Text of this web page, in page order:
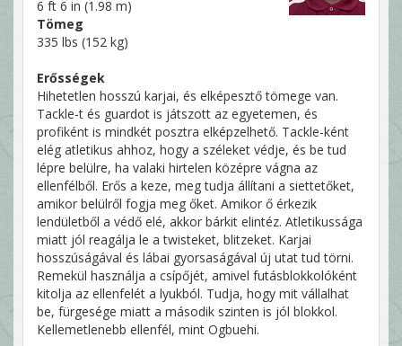
6 ft 6 in (1.98 m)
Tömeg
335 lbs (152 kg)
Erősségek
Hihetetlen hosszú karjai, és elképesztő tömege van.
Tackle-t és guardot is játszott az egyetemen, és
profiként is mindkét posztra elképzelhető. Tackle-ként
elég atletikus ahhoz, hogy a széleket védje, és be tud
lépre belülre, ha valaki hirtelen középre vágna az
ellenfélből. Erős a keze, meg tudja állítani a siettetőket,
amikor belülről fogja meg őket. Amikor ő érkezik
lendületből a védő elé, akkor bárkit elintéz. Atletikussága
miatt jól reagálja le a twisteket, blitzeket. Karjai
hosszúságával és lábai gyorsaságával új utat tud törni.
Remekül használja a csípőjét, amivel futásblokkolóként
kitolja az ellenfelét a lyukból. Tudja, hogy mit vállalhat
be, fürgesége miatt a második szinten is jól blokkol.
Kellemetlenebb ellenfél, mint Ogbuehi.